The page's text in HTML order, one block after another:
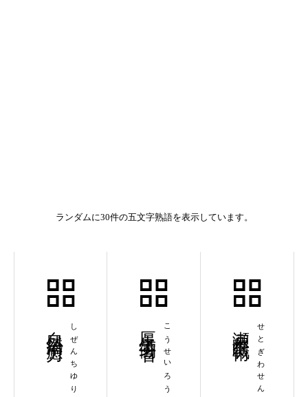
ランダムに30件の五文字熟語を表示しています。
しぜんちゆりょく せとぎわせんじゅつ